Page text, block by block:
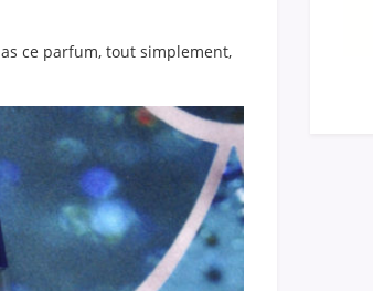
ce parfum, tout simplement,